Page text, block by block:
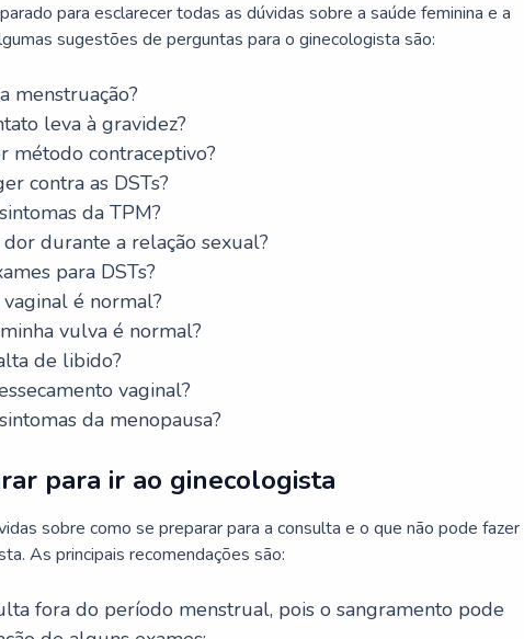
para esclarecer todas as dúvidas sobre a saúde feminina e a
sugestões de perguntas para o ginecologista são:
menstruação?
leva à gravidez?
método contraceptivo?
contra as DSTs?
da TPM?
durante a relação sexual?
para DSTs?
é normal?
vulva é normal?
de libido?
vaginal?
da menopausa?
para ir ao ginecologista
sobre como se preparar para a consulta e o que não pode fazer
As principais recomendações são:
fora do período menstrual, pois o sangramento pode